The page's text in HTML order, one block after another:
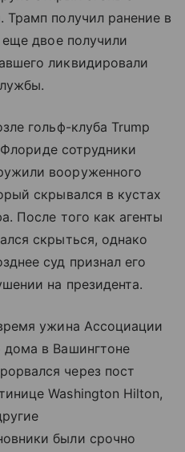
Трамп получил ранение в
еще двое получили
ликвидировали
гольф-клуба Trump
сотрудники
вооруженного
скрывался в кустах
После того как агенты
скрыться, однако
суд признал его
на президента.
ужина Ассоциации
дома в Вашингтоне
через пост
Washington Hilton,
были срочно